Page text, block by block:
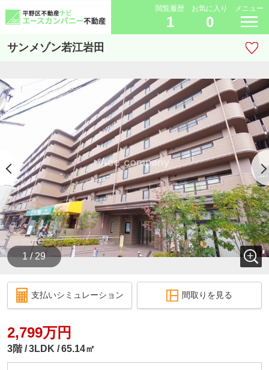
閲覧履歴
1
お気に入り
0
メニュー
サンメゾン若江岩田
1 / 29
支払いシミュレーション 間取りを見る
2,799万円
3階 3LDK 65.14㎡